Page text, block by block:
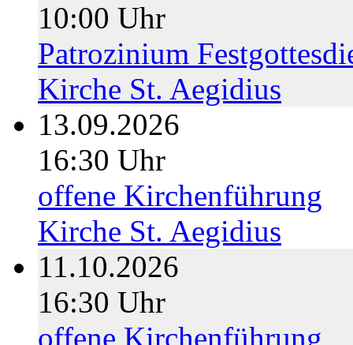
10:00 Uhr
Patrozinium
Kirche St. Aegidius
13.09.2026
16:30 Uhr
offene Kirchenführung
Kirche St. Aegidius
11.10.2026
16:30 Uhr
offene Kirchenführung